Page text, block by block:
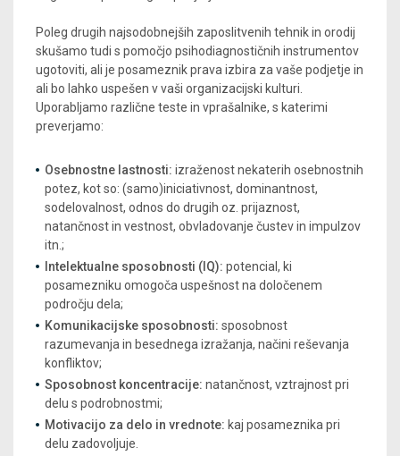
Poleg drugih najsodobnejših zaposlitvenih tehnik in orodij
skušamo tudi s pomočjo psihodiagnostičnih instrumentov
ugotoviti, ali je posameznik prava izbira za vaše podjetje in
ali bo lahko uspešen v vaši organizacijski kulturi.
Uporabljamo različne teste in vprašalnike, s katerimi
preverjamo:
Osebnostne lastnosti: izraženost nekaterih osebnostnih
potez, kot so: (samo)iniciativnost, dominantnost,
sodelovalnost, odnos do drugih oz. prijaznost,
natančnost in vestnost, obvladovanje čustev in impulzov
itn.;
Intelektualne sposobnosti (IQ): potencial, ki
posamezniku omogoča uspešnost na določenem
področju dela;
Komunikacijske sposobnosti: sposobnost
razumevanja in besednega izražanja, načini reševanja
konfliktov;
Sposobnost koncentracije: natančnost, vztrajnost pri
delu s podrobnostmi;
Motivacijo za delo in vrednote: kaj posameznika pri
delu zadovoljuje.